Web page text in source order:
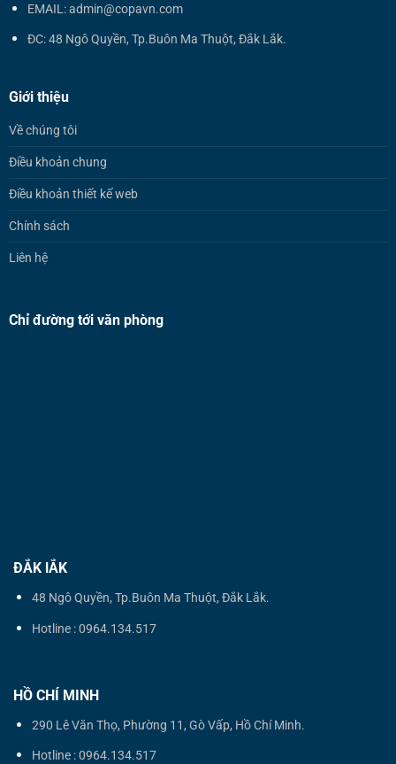
EMAIL: admin@copavn.com
ĐC: 48 Ngô Quyền, Tp.Buôn Ma Thuột, Đắk Lắk.
Giới thiệu
Về chúng tôi
Điều khoản chung
Điều khoản thiết kế web
Chính sách
Liên hệ
Chỉ đường tới văn phòng
ĐẮK lẮK
48 Ngô Quyền, Tp.Buôn Ma Thuột, Đắk Lắk.
Hotline : 0964.134.517
HỒ CHÍ MINH
290 Lê Văn Thọ, Phường 11, Gò Vấp, Hồ Chí Minh.
Hotline : 0964.134.517